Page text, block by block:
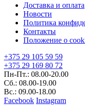
Доставка и оплата
Новости
Политика
Контакты
Положение о
+375 29 105 59 59
+375 29 169 80 72
Пн-Пт.: 08.00-20.00
Сб.: 08.00-19.00
Вс.: 09.00-18.00
Facebook Instagram